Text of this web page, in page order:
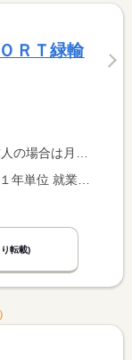
ＲＴ緑輸
時間額を表示しています。
転載)